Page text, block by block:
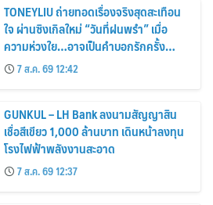
TONEYLIU ถ่ายทอดเรื่องจริงสุดสะเทือน
ใจ ผ่านซิงเกิลใหม่ “วันที่ฝนพรำ” เมื่อ
ความห่วงใย…อาจเป็นคำบอกรักครั้ง
สุดท้าย
7 ส.ค. 69 12:42
GUNKUL – LH Bank ลงนามสัญญาสิน
เชื่อสีเขียว 1,000 ล้านบาท เดินหน้าลงทุน
โรงไฟฟ้าพลังงานสะอาด
7 ส.ค. 69 12:37